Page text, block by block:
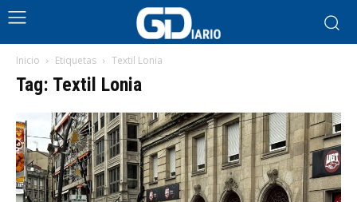
Inicio Etiquetas Textil Lonia
Tag: Textil Lonia